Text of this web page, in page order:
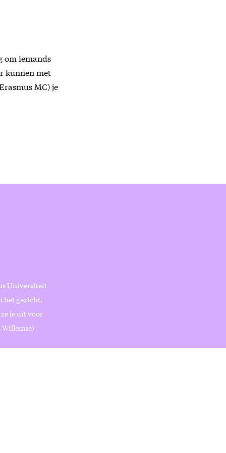
om iemands
kunnen met
MC) je
Universiteit
het gezicht.
je uit voor